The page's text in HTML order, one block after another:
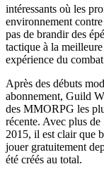
intéressants où les
environnement
pas de brandir des
tactique à la
expérience du
Après des débuts
abonnement, Guild
des MMORPG les
récente. Avec plus
2015, il est clair que
jouer gratuitement
été créés au total.